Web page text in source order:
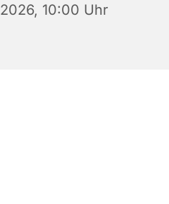
2026, 10:00 Uhr